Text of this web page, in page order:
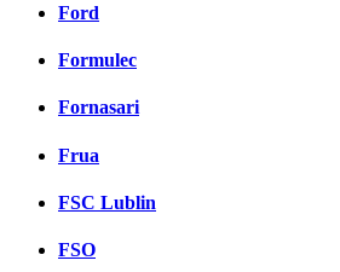
Ford
Formulec
Fornasari
Frua
FSC Lublin
FSO